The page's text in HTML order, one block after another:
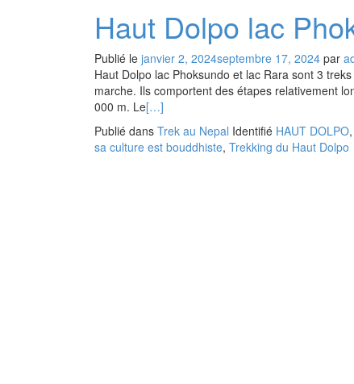
Haut Dolpo lac
Publié le janvier 2, 2024septembre 17, 2024 par
Haut Dolpo lac Phoksundo et lac Rara sont 3
marche. Ils comportent des étapes relativement
000 m. Le[…]
Publié dans Trek au Nepal Identifié HAUT DOLPO,
sa culture est bouddhiste, Trekking du Haut Dolpo